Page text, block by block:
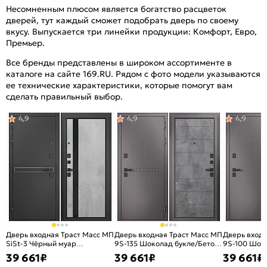
Несомненным плюсом является богатство расцветок
дверей, тут каждый сможет подобрать дверь по своему
вкусу. Выпускается три линейки продукции: Комфорт, Евро,
Премьер.
Все бренды представлены в широком ассортименте в
каталоге на сайте 169.RU. Рядом с фото модели указываются
ее технические характеристики, которые помогут вам
сделать правильный выбор.
Дверь входная Траст Масс МП
SiSt-3 Чёрный муар
металлик/Бетон серый, 2
замка, с ночной задвижкой
4,9
39 661₽
Дверь входная Траст Масс МП
9S-135 Шоколад букле/Бетон
тёмный, 2 замка, с ночной
задвижкой
4,9
39 661₽
Дверь
9S-100
тёмный, 2
задвижкой
4,9
39 661₽